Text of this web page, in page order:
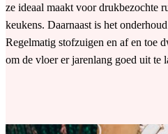
ze ideaal maakt voor drukbezochte
keukens. Daarnaast is het
Regelmatig stofzuigen en af en toe
om de vloer er jarenlang goed uit te